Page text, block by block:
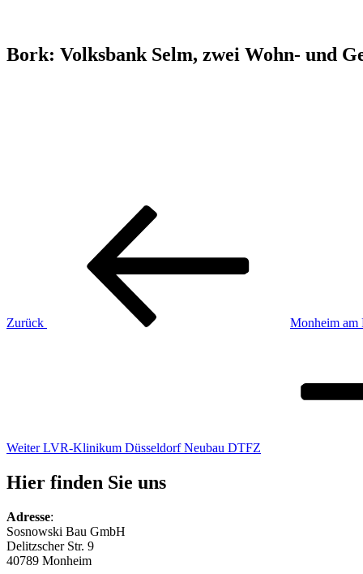
Bork: Volksbank Selm, zwei Wohn- und
Beitragsnavigation
Zurück
Monheim am
Weiter LVR-Klinikum Düsseldorf Neubau DTFZ
Hier finden Sie uns
Adresse:
Sosnowski Bau GmbH
Delitzscher Str. 9
40789 Monheim